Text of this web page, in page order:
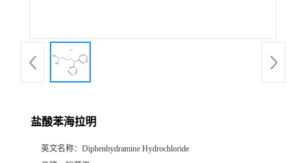
产
盐酸苯海拉明
英文名称： Diphenhydramine Hydrochloride